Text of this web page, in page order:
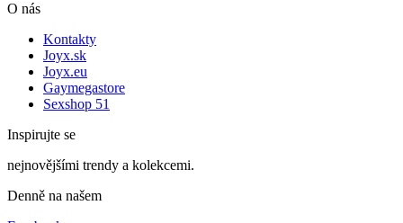
O nás
Kontakty
Joyx.sk
Joyx.eu
Gaymegastore
Sexshop 51
Inspirujte se
nejnovějšími trendy a kolekcemi.
Denně na našem